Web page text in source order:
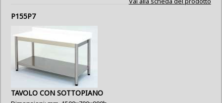
P155P7
TAVOLO CON SOTTOPIANO